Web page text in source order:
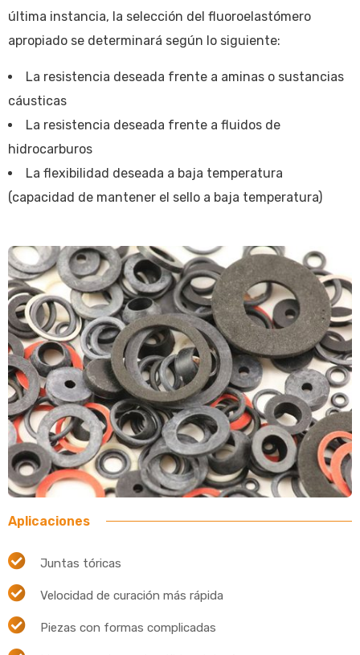
última instancia, la selección del fluoroelastómero
apropiado se determinará según lo siguiente:
La resistencia deseada frente a aminas o sustancias
cáusticas
La resistencia deseada frente a fluidos de
hidrocarburos
La flexibilidad deseada a baja temperatura
(capacidad de mantener el sello a baja temperatura)
Aplicaciones
Juntas tóricas
Velocidad de curación más rápida
Piezas con formas complicadas